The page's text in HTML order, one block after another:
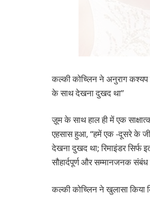
कल्की कोच्लिन ने अनुराग
के साथ देखना दुखद था”
ज़ूम के साथ हाल ही में एक
एहसास हुआ, “हमें एक -दूसरे के
देखना दुखद था; रिमाइंडर सिर्फ
सौहार्दपूर्ण और सम्मानजनक
कल्की कोच्लिन ने खुलासा